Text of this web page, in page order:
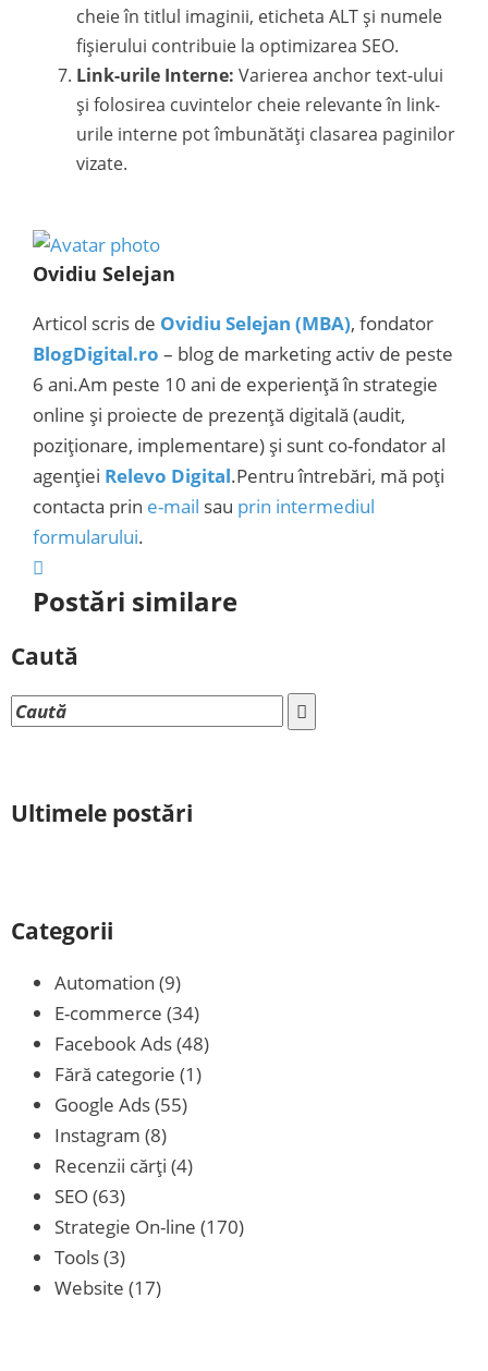
cheie în titlul imaginii, eticheta ALT și numele
fișierului contribuie la optimizarea SEO.
Link-urile Interne: Varierea anchor text-ului
și folosirea cuvintelor cheie relevante în link-
urile interne pot îmbunătăți clasarea paginilor
vizate.
Ovidiu Selejan
Articol scris de Ovidiu Selejan (MBA), fondator
BlogDigital.ro – blog de marketing activ de peste
6 ani.Am peste 10 ani de experiență în strategie
online și proiecte de prezență digitală (audit,
poziționare, implementare) și sunt co-fondator al
agenției Relevo Digital.Pentru întrebări, mă poți
contacta prin e-mail sau prin intermediul
formularului.
Postări similare
Caută
Ultimele postări
Categorii
Automation (9)
E-commerce (34)
Facebook Ads(48)
Fără categorie (1)
Google Ads(55)
Instagram (8)
Recenzii cărţi (4)
SEO(63)
Strategie On-line (170)
Tools(3)
Website (17)